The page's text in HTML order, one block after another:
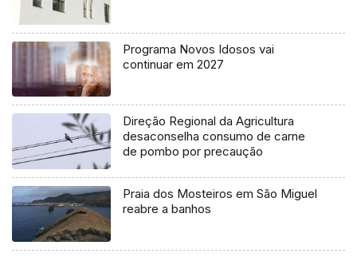
Programa Novos Idosos vai
continuar em 2027
Direção Regional da Agricultura
desaconselha consumo de carne
de pombo por precaução
Praia dos Mosteiros em São Miguel
reabre a banhos